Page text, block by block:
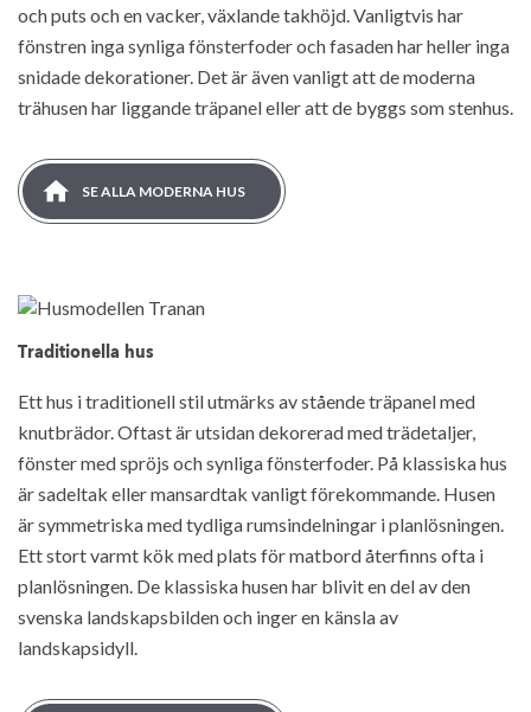
och puts och en vacker, växlande takhöjd. Vanligtvis har
fönstren inga synliga fönsterfoder och fasaden har heller inga
snidade dekorationer. Det är även vanligt att de moderna
trähusen har liggande träpanel eller att de byggs som stenhus.
SE ALLA MODERNA HUS
Traditionella hus
Ett hus i traditionell stil utmärks av stående träpanel med
knutbrädor. Oftast är utsidan dekorerad med trädetaljer,
fönster med spröjs och synliga fönsterfoder. På klassiska hus
är sadeltak eller mansardtak vanligt förekommande. Husen
är symmetriska med tydliga rumsindelningar i planlösningen.
Ett stort varmt kök med plats för matbord återfinns ofta i
planlösningen. De klassiska husen har blivit en del av den
svenska landskapsbilden och inger en känsla av
landskapsidyll.